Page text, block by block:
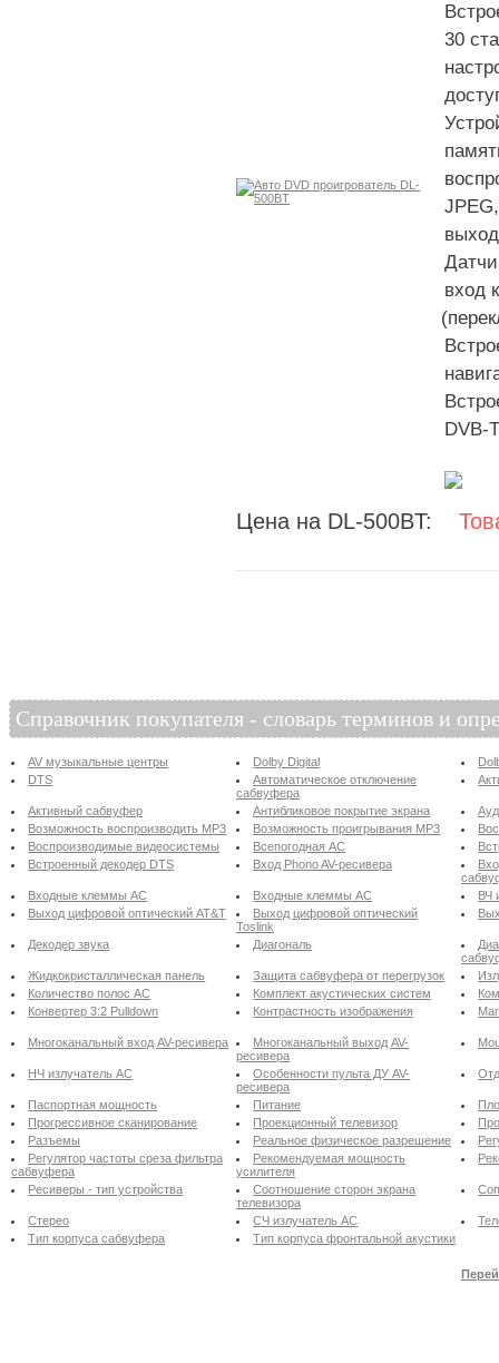
30
вход
(
DVB-T
Цена на DL-500BT:
Справочник покупателя - словарь терминов и
AV музыкальные центры Dolby Digital
DTS
Автоматическое отключение
сабвуфера
Активный сабвуфер Антибликовое покрытие экрана
Возможность воспроизводить MP3
Возможность проигрывания MP3
Воспроизводимые видеосистемы
Всепогодная АС
Встроенный декодер DTS
Вход Phono AV-ресивера
Входные клеммы АС
Входные клеммы АС
ВЧ
Выход цифровой оптический AT&T
Выход цифровой оптический
Toslink
Декодер звука Диагональ
Жидкокристаллическая панель
Защита сабвуфера от перегрузок
Количество полос АС
Комплект акустических систем
Конвертер 3:2 Pulldown
Контрастность изображения
Многоканальный вход AV-ресивера
Многоканальный выход AV-
ресивера
НЧ излучатель АС
Особенности пульта ДУ AV-
ресивера
Паспортная мощность Питание
Прогрессивное сканирование
Проекционный телевизор
Разъемы
Реальное физическое разрешение
Регулятор частоты среза фильтра
сабвуфера
Рекомендуемая мощность
усилителя
Ресиверы - тип устройства
Соотношение сторон экрана
телевизора
Стерео СЧ излучатель АС
Тип корпуса сабвуфера
Тип корпуса фронтальной акустики